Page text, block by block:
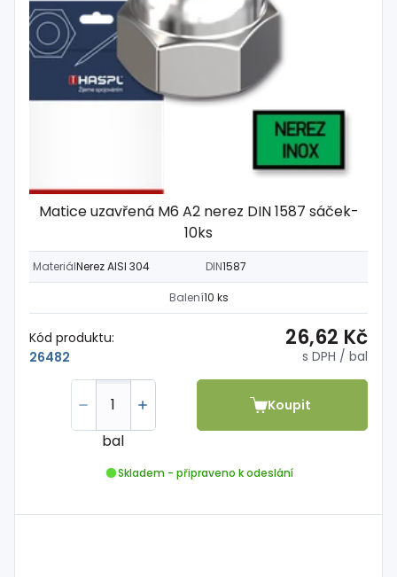
Matice uzavřená M6 A2 nerez DIN 1587 sáček-
10ks
MateriálNerez AISI 304 DIN1587
Balení10 ks
Kód produktu:
26482
26,62 Kč
s DPH / bal
bal
Koupit
Skladem - připraveno k odeslání